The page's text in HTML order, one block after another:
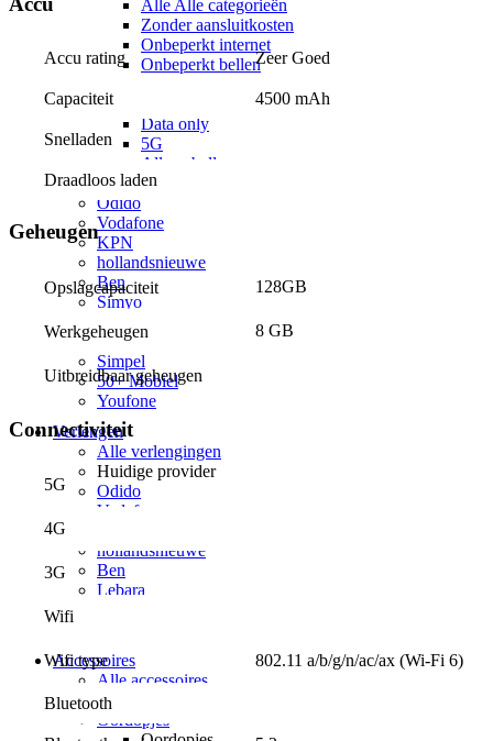
Alle Alle categorieën
Zonder aansluitkosten
Onbeperkt internet
Onbeperkt bellen
Maandelijks opzegbaar
Data only
5G
Alleen bellen
Providers
Odido
Vodafone
KPN
hollandsnieuwe
Ben
Simyo
Budget Thuis
Lebara
Simpel
50+ Mobiel
Youfone
Verlengen
Alle verlengingen
Huidige provider
Odido
Vodafone
hollandsnieuwe
Ben
Lebara
Accessoires
Alle accessoires
Elektronica
Oordopjes
Accu rating Zeer Goed
Capaciteit 4500 mAh
Snelladen
Draadloos laden
Geheugen
Opslagcapaciteit 128GB
Werkgeheugen 8 GB
Uitbreidbaar geheugen
Connectiviteit
5G
4G
3G
Wifi
Wifi type 802.11 a/b/g/n/ac/ax (Wi-Fi 6)
Bluetooth